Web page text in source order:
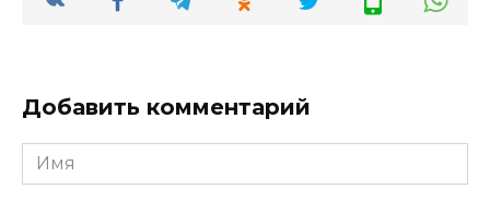
Добавить комментарий
Имя
*